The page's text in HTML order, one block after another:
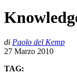
di Paolo del Kemp
27 Marzo 2010
TAG: